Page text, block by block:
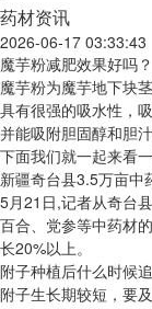
药材资讯
2026-06-17 03:33:43
魔芋粉减肥效果好吗？
魔芋粉为魔芋地下块
具有很强的吸水性，
并能吸附胆固醇和胆
下面我们就一起来看
新疆奇台县3.5万亩中
5月21日,记者从奇台
百合、党参等中药材
长20%以上。
附子种植后什么时候
附子生长期较短，要